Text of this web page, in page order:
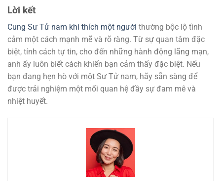
Lời kết
Cung Sư Tử nam khi thích một người thường bộc lộ tình
cảm một cách mạnh mẽ và rõ ràng. Từ sự quan tâm đặc
biệt, tính cách tự tin, cho đến những hành động lãng mạn,
anh ấy luôn biết cách khiến bạn cảm thấy đặc biệt. Nếu
bạn đang hẹn hò với một Sư Tử nam, hãy sẵn sàng để
được trải nghiệm một mối quan hệ đầy sự đam mê và
nhiệt huyết.